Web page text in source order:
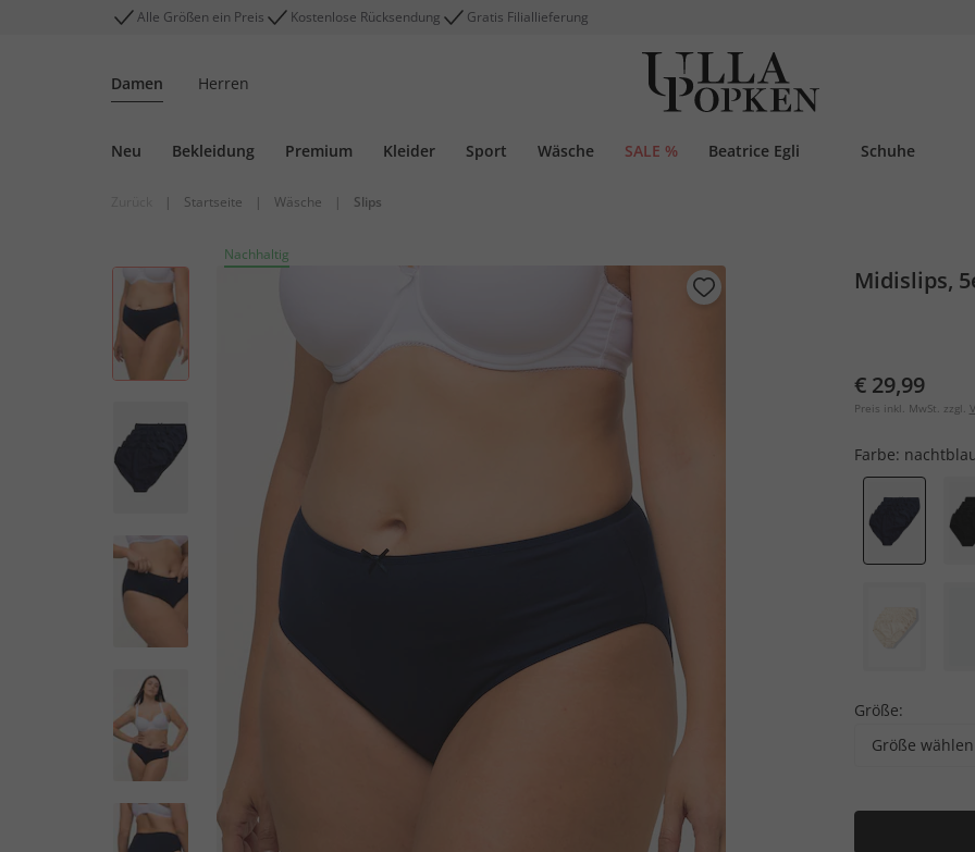
Alle Größen ein Preis Kostenlose Rücksendung Gratis Filiallieferung
Damen Herren
Neu Bekleidung Premium Kleider Sport Wäsche SALE % Beatrice Egli Schuhe
| Startseite | Wäsche | Slips
Nachhaltig
Midislips,
€ 29,99
Preis inkl. MwSt. zzgl.
Farbe:
Größe:
Größe wählen